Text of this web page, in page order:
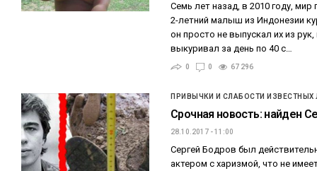
Семь лет назад, в 2010 году,
2-летний малыш из Индонезии
он просто не выпускал их из
выкуривал за день по 40 с…
0 0 67 296
ПРИВЫЧКИ И СЛАБОСТИ
Срочная новость: найден
28.10.2017 - 11:00
Сергей Бодров был
актером с харизмой, что не